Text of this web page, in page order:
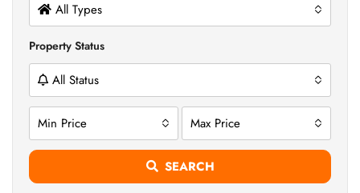
All Types
Property Status
All Status
Min Price Max Price
SEARCH